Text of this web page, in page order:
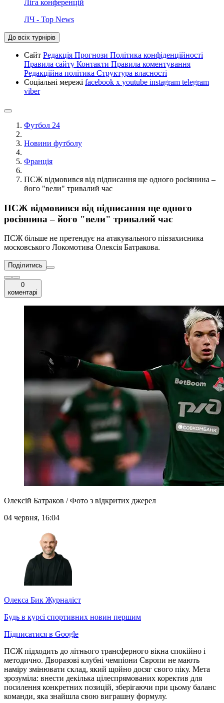
Ліга конференцій
ЛЧ - Top News
До всіх турнірів
Сайт Редакція Прогнози Політика конфіденційності
Правила сайту Контакти Правила коментування
Редакційна політика Структура власності
Соціальні мережі facebook x youtube instagram telegram
viber
Футбол 24
Новини футболу
Франція
ПСЖ відмовився від підписання ще одного росіянина –
його "вели" тривалий час
ПСЖ відмовився від підписання ще одного
росіянина – його "вели" тривалий час
ПСЖ більше не претендує на атакувального півзахисника
московського Локомотива Олексія Батракова.
Поділитись
0
коментарі
Олексій Батраков / Фото з відкритих джерел
04 червня, 16:04
Олекса Бик Журналіст
Будь в курсі спортивних новин першим
Підписатися в Google
ПСЖ підходить до літнього трансферного вікна спокійно і
методично. Дворазові клубні чемпіони Європи не мають
наміру змінювати склад, який щойно досяг свого піку. Мета
зрозуміла: внести декілька цілеспрямованих коректив для
посилення конкретних позицій, зберігаючи при цьому баланс
команди, яка знайшла свою виграшну формулу.